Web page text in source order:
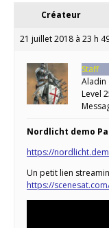
Créateur
21 juillet 2018 à 23 h
Staff
Aladin
Level
Nordlicht demo
https://
Un petit lien
https://